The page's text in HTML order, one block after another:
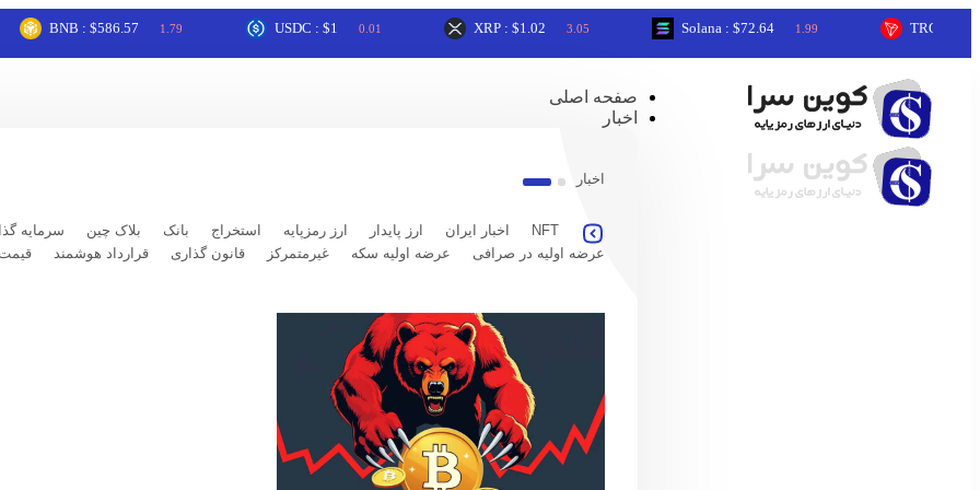
BNB : $586.57 1.79 USDC : $1 0.01 XRP : $1.02 3.05 Solana : $72.64 1.99 TRON : $0.33
صفحه اصلی
اخبار
اخبار
NFT اخبار ایران ارز پایدار ارز رمزپایه استخراج بانک بلاک چین سرمایه
عرضه اولیه در صرافی
عرضه اولیه سکه غیرمتمرکز قانون گذاری قرارداد هوشمند